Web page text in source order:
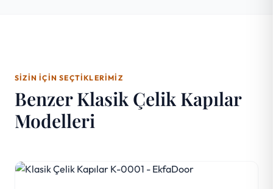
SIZIN İÇIN SEÇTIKLERIMIZ
Benzer Klasik Çelik Kapılar
Modelleri